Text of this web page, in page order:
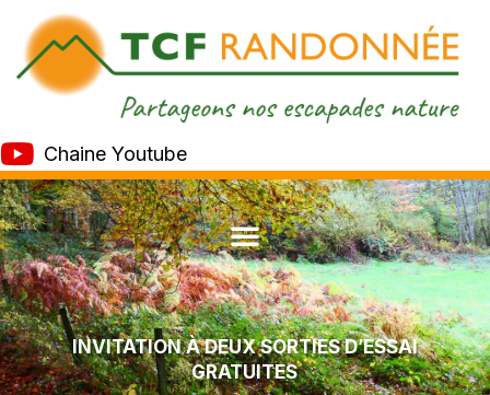
Chaine Youtube
INVITATION À DEUX SORTIES D’ESSAI
GRATUITES